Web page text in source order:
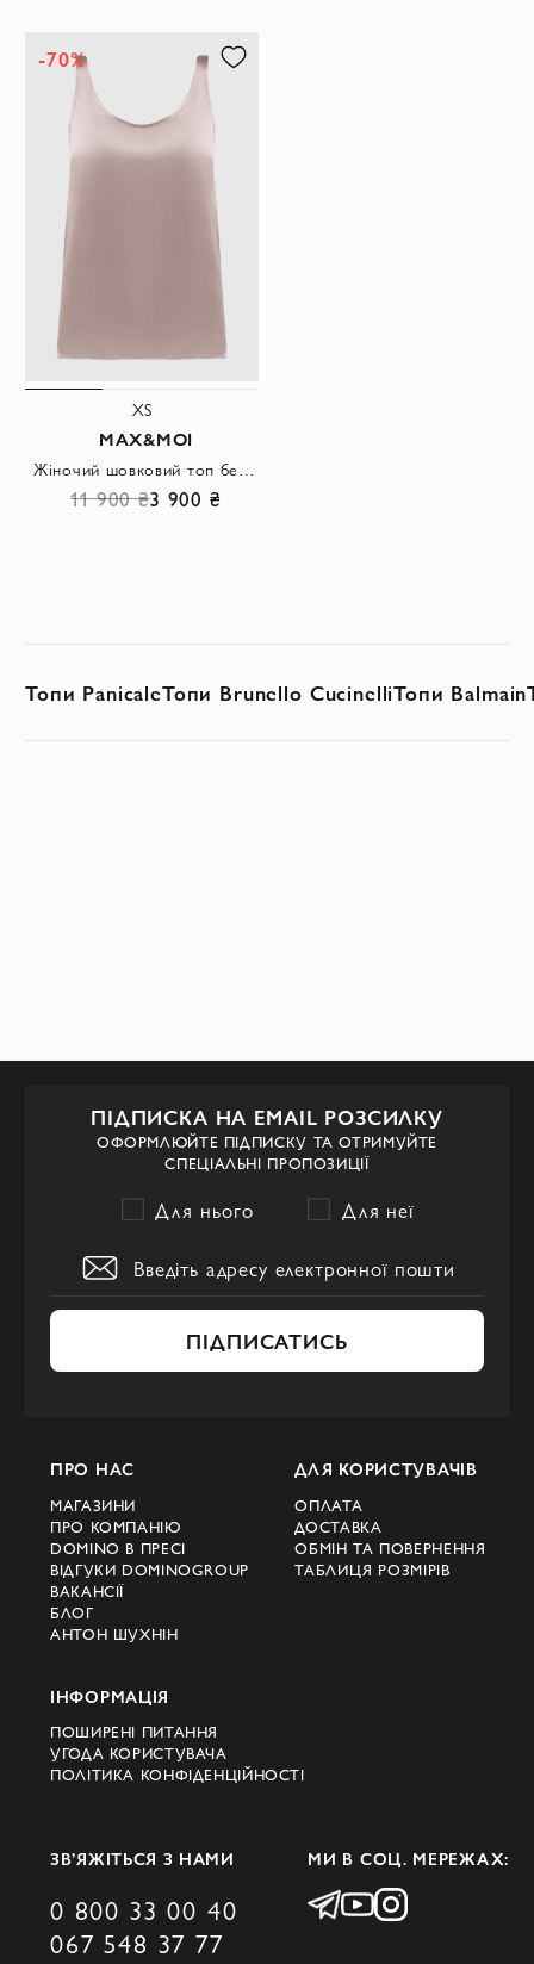
-70%
XS
MAX&MOI
Жіночий шовковий топ бежево-кавового відтінку
11 900 ₴3 900 ₴
Топи PanicaleТопи Brunello CucinelliТопи Balmain
ПІДПИСКА НА EMAIL РОЗСИЛКУ
ОФОРМЛЮЙТЕ ПІДПИСКУ ТА ОТРИМУЙТЕ
СПЕЦІАЛЬНІ ПРОПОЗИЦІЇ
Для нього Для неї
ПІДПИСАТИСЬ
ПРО НАС
МАГАЗИНИ
ПРО КОМПАНІЮ
DOMINO В ПРЕСІ
ВІДГУКИ DOMINOGROUP
ВАКАНСІЇ
БЛОГ
АНТОН ШУХНІН
ДЛЯ КОРИСТУВАЧІВ
ОПЛАТА
ДОСТАВКА
ОБМІН ТА ПОВЕРНЕННЯ
ТАБЛИЦЯ РОЗМІРІВ
ІНФОРМАЦІЯ
ПОШИРЕНІ ПИТАННЯ
УГОДА КОРИСТУВАЧА
ПОЛІТИКА КОНФІДЕНЦІЙНОСТІ
ЗВ’ЯЖІТЬСЯ З НАМИ
0 800 33 00 40
067 548 37 77
МИ В СОЦ. МЕРЕЖАХ: